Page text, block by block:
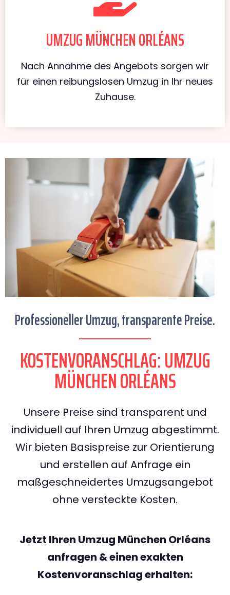
UMZUG MÜNCHEN ORLÉANS
Nach Annahme des Angebots sorgen wir
für einen reibungslosen Umzug in Ihr neues
Zuhause.
Professioneller Umzug, transparente Preise.
KOSTENVORANSCHLAG: UMZUG
MÜNCHEN ORLÉANS
Unsere Preise sind transparent und
individuell auf Ihren Umzug abgestimmt.
Wir bieten Basispreise zur Orientierung
und erstellen auf Anfrage ein
maßgeschneidertes Umzugsangebot
ohne versteckte Kosten.
Jetzt Ihren Umzug München Orléans
anfragen & einen exakten
Kostenvoranschlag erhalten: